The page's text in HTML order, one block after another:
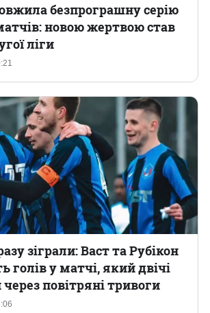
безпрограшну серію
новою жертвою став
ліги
зіграли: Васт та Рубікон
голів у матчі, який двічі
повітряні тривоги